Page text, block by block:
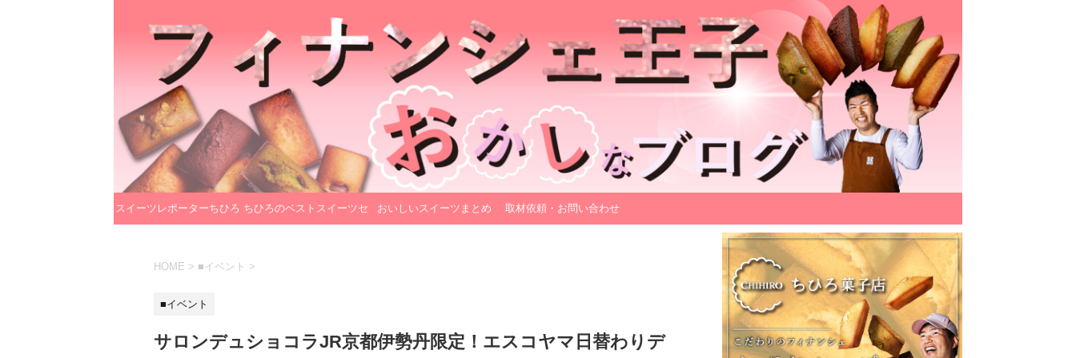
スイーツレポーターちひろ ちひろのベストスイーツセ おいしいスイーツまとめ 取材依頼・お問い合わせ
HOME > ■イベント >
■イベント
サロンデュショコラJR京都伊勢丹限定！エスコヤマ日替わりデ